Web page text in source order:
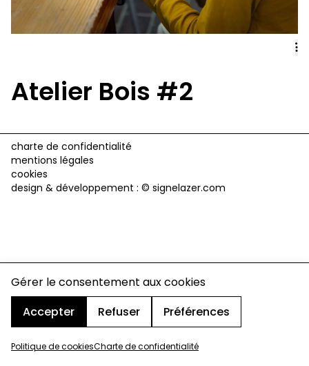
Gérer le consentement aux cookies
Accepter
Refuser Préférences
Politique de cookiesCharte de confidentialité
A
Atelier Bois #2
charte de confidentialité
mentions légales
cookies
design & développement : © signelazer.com